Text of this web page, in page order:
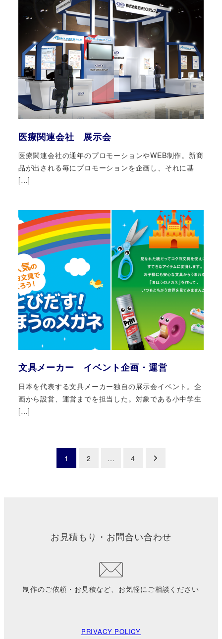
医療関連会社 展示会
医療関連会社の通年のプロモーションやWEB制作。新商
品が出される毎にプロモーションを企画し、それに基
[…]
文具メーカー イベント企画・運営
日本を代表する文具メーカー独自の展示会イベント。企
画から設営、運営までを担当した。対象である小中学生
[…]
1 2 … 4
お見積もり・お問合い合わせ
制作のご依頼・お見積など、お気軽にご相談ください
PRIVACY POLICY